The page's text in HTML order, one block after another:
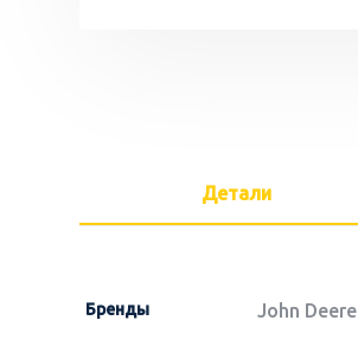
Детали
Бренды John Deere